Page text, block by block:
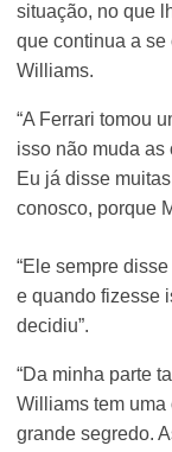
situação, no que
que continua a se
Williams.
“A Ferrari tomou
isso não muda as
Eu já disse
conosco, porque
“Ele sempre
e quando fizesse
decidiu”.
“Da minha parte
Williams tem uma
grande segredo.